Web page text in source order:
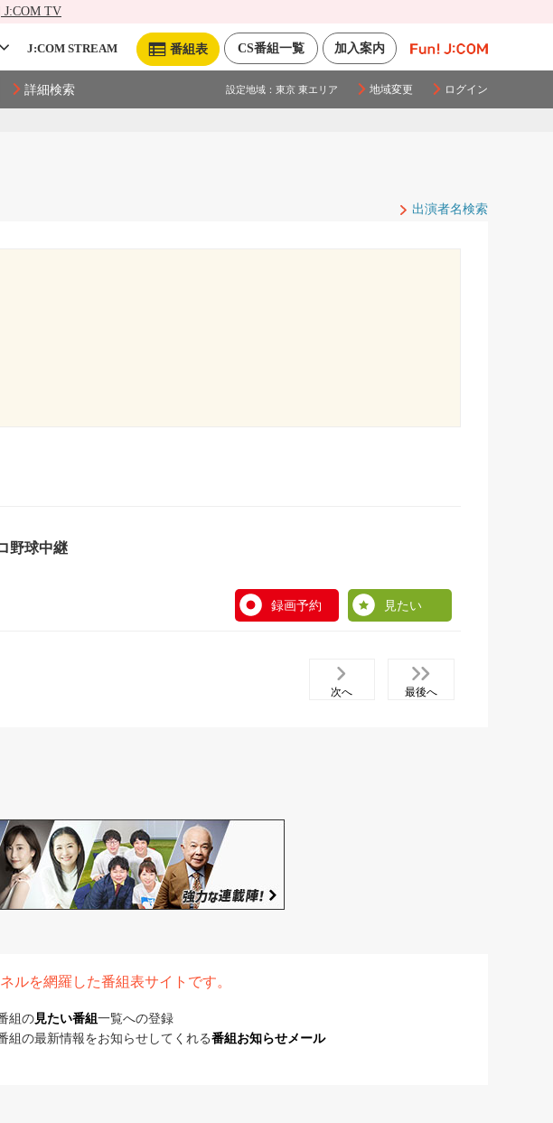
J:COM TV
加入案内
CS番組一覧
番組表
J:COM STREAM
詳細検索 設定地域： 東京 東エリア 地域変更 ログイン
出演者名検索
野球中継
録画予約 見たい
次へ 最後へ
ルを網羅した番組表サイトです。
組の見たい番組 一覧への登録
組の最新情報をお知らせしてくれる番組お知らせメール